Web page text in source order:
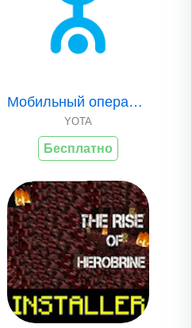
Мобильный оператор..
YOTA
Бесплатно